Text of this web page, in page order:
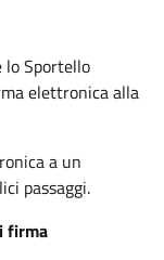
Sportello
elettronica alla
a un
passaggi.
firma